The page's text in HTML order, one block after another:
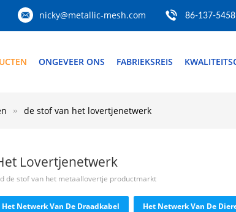
nicky@metallic-mesh.com 86-137-
ONGEVEER ONS FABRIEKSREIS
de stof van het lovertjenetwerk
Lovertjenetwerk
de stof van het metaallovertje productmarkt
Het Netwerk Van De Draadkabel Het Netwerk Van De